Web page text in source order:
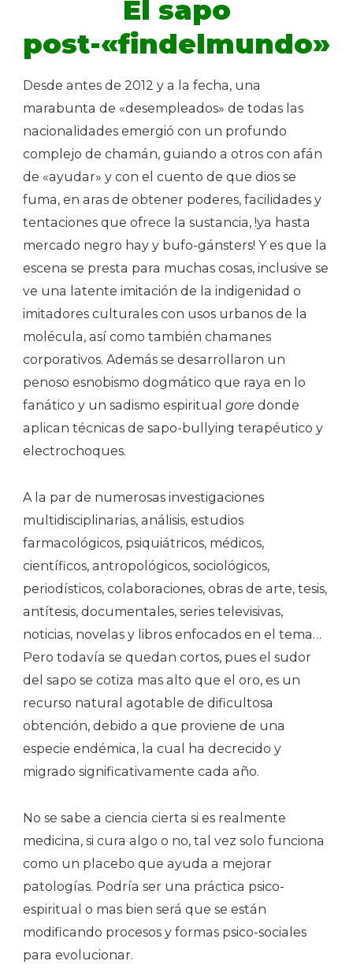
El sapo
post-«findelmundo»
Desde antes de 2012 y a la fecha, una
marabunta de «desempleados» de todas las
nacionalidades emergió con un profundo
complejo de chamán, guiando a otros con afán
de «ayudar» y con el cuento de que dios se
fuma, en aras de obtener poderes, facilidades y
tentaciones que ofrece la sustancia, !ya hasta
mercado negro hay y bufo-gánsters! Y es que la
escena se presta para muchas cosas, inclusive se
ve una latente imitación de la indigenidad o
imitadores culturales con usos urbanos de la
molécula, así como también chamanes
corporativos. Además se desarrollaron un
penoso esnobismo dogmático que raya en lo
fanático y un sadismo espiritual gore donde
aplican técnicas de sapo-bullying terapéutico y
electrochoques.
A la par de numerosas investigaciones
multidisciplinarias, análisis, estudios
farmacológicos, psiquiátricos, médicos,
científicos, antropológicos, sociológicos,
periodísticos, colaboraciones, obras de arte, tesis,
antítesis, documentales, series televisivas,
noticias, novelas y libros enfocados en el tema…
Pero todavía se quedan cortos, pues el sudor
del sapo se cotiza mas alto que el oro, es un
recurso natural agotable de dificultosa
obtención, debido a que proviene de una
especie endémica, la cual ha decrecido y
migrado significativamente cada año.
No se sabe a ciencia cierta si es realmente
medicina, si cura algo o no, tal vez solo funciona
como un placebo que ayuda a mejorar
patologías. Podría ser una práctica psico-
espiritual o mas bien será que se están
modificando procesos y formas psico-sociales
para evolucionar.